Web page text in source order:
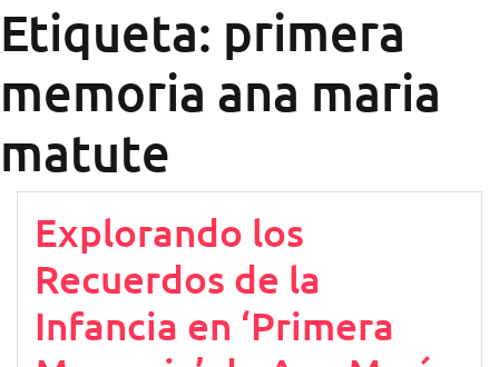
Etiqueta: primera
memoria ana maria
matute
Explorando los
Recuerdos de la
Infancia en ‘Primera